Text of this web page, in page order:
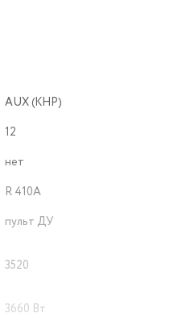
AUX (КНР)
12
нет
R 410A
пульт ДУ
3520
3660 Вт